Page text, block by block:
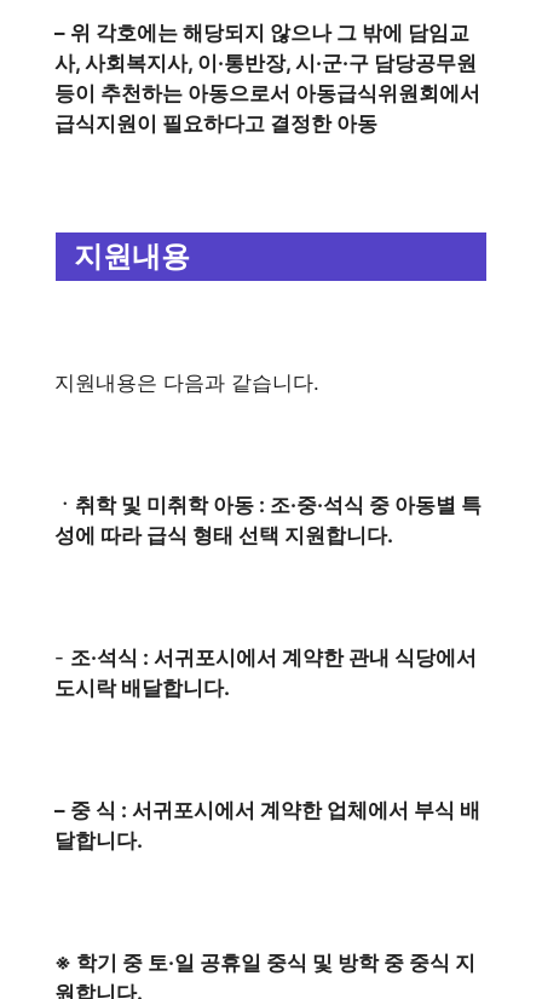
– 위 각호에는 해당되지 않으나 그 밖에 담임교
사, 사회복지사, 이·통반장, 시·군·구 담당공무원
등이 추천하는 아동으로서 아동급식위원회에서
급식지원이 필요하다고 결정한 아동
지원내용
지원내용은 다음과 같습니다.
ㆍ취학 및 미취학 아동 : 조·중·석식 중 아동별 특
성에 따라 급식 형태 선택 지원합니다.
-­ 조·석식 : 서귀포시에서 계약한 관내 식당에서
도시락 배달합니다.
– 중 식 : 서귀포시에서 계약한 업체에서 부식 배
달합니다.
※ 학기 중 토·일 공휴일 중식 및 방학 중 중식 지
원합니다.